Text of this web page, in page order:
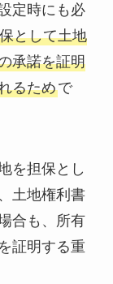
定時にも必
として土地
承諾を証明
るためで
を担保とし
土地権利書
合も、所有
証明する重